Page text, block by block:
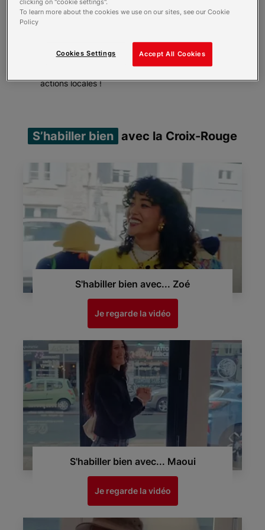
en a forcément une près de chez vous.
accessibles : ce sont des pièces uniques,
sélectionnées avec soin, pour vous, par nos
actions locales !
S’habiller bien avec la Croix-Rouge
S'habiller bien avec... Zoé
Je regarde la vidéo
S'habiller bien avec... Maoui
Je regarde la vidéo
clicking on "cookie settings".
To learn more about the cookies we use on our sites, see our Cookie
Policy
Accept All Cookies
Cookies Settings